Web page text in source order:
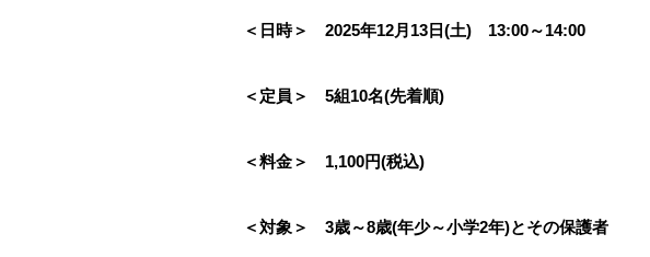
＜日時＞ 2025年12月13日(土) 13:00～14:00
＜定員＞ 5組10名(先着順)
＜料金＞ 1,100円(税込)
＜対象＞ 3歳～8歳(年少～小学2年)とその保護者